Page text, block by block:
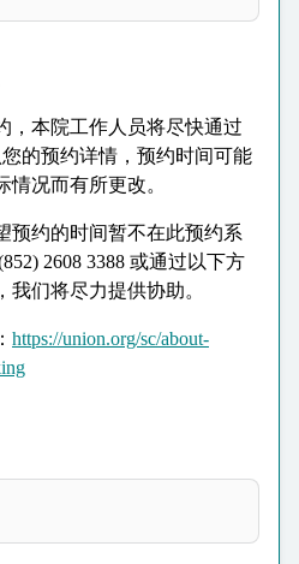
，本院工作人员将尽快通过
的预约详情，预约时间可能
况而有所更改。
预约的时间暂不在此预约系
2608 3388 或通过以下方
们将尽力提供协助。
https://union.org/sc/about-